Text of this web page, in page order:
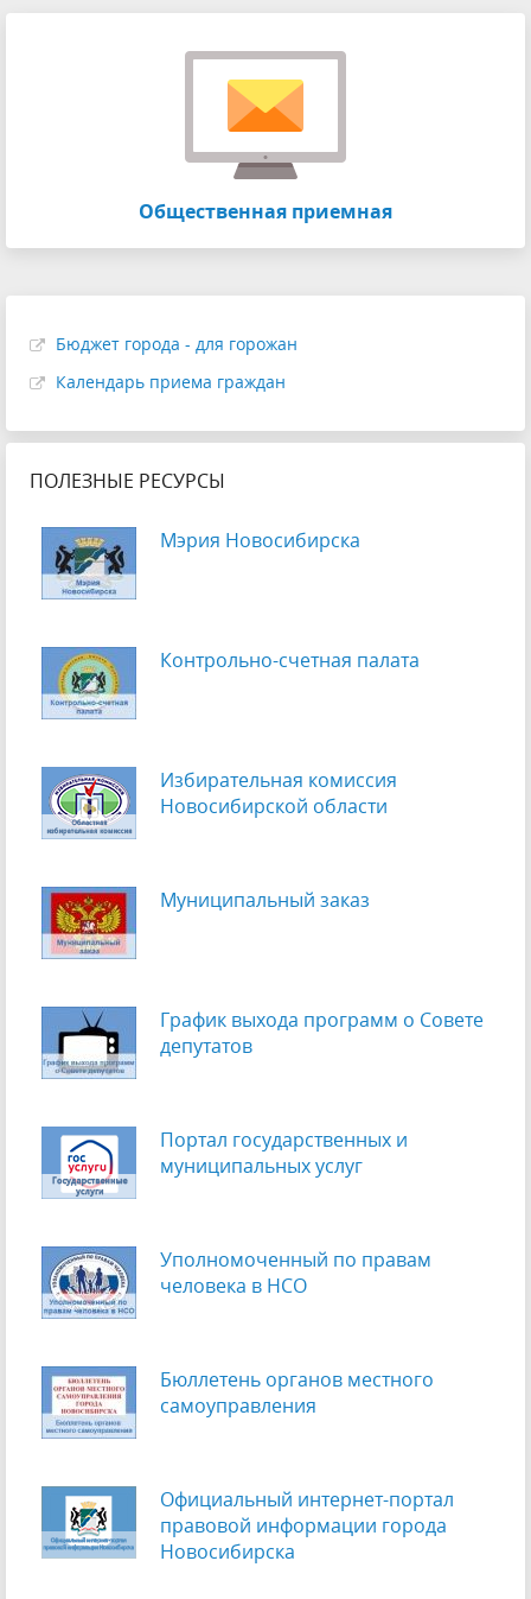
Общественная приемная
Бюджет города - для горожан
Календарь приема граждан
ПОЛЕЗНЫЕ РЕСУРСЫ
Мэрия Новосибирска
Контрольно-счетная палата
Избирательная комиссия
Новосибирской области
Муниципальный заказ
График выхода программ о Cовете
депутатов
Портал государственных и
муниципальных услуг
Уполномоченный по правам
человека в НСО
Бюллетень органов местного
самоуправления
Официальный интернет-портал
правовой информации города
Новосибирска